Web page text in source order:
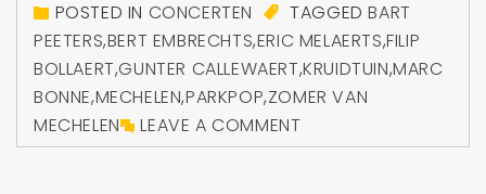
POSTED IN CONCERTEN TAGGEDBART
PEETERS,BERT EMBRECHTS,ERIC MELAERTS,FILIP
BOLLAERT,GUNTER CALLEWAERT,KRUIDTUIN,MARC
BONNE,MECHELEN,PARKPOP,ZOMER VAN
MECHELEN
LEAVE A COMMENT